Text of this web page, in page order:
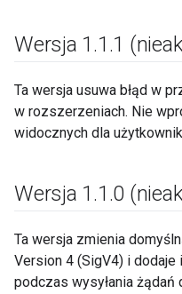
Wersja 1.1.1
Ta wersja usuwa błąd w
w rozszerzeniach. Nie
widocznych dla
Wersja 1.1.0
Ta wersja zmienia
Version 4 (SigV4) i dodaje
podczas wysyłania żądań